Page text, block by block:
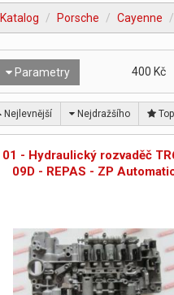
Katalog Porsche Cayenne
Parametry 400 Kč
Nejlevnější Nejdražšího Top
01 - Hydraulický rozvaděč
09D - REPAS - ZP